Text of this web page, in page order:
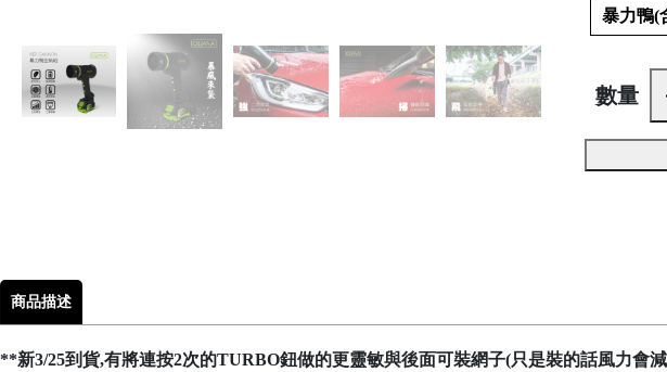
暴力鴨(
數量
商品描述
**新3/25到貨,有將連按2次的TURBO鈕做的更靈敏與後面可裝網子(只是裝的話風力會